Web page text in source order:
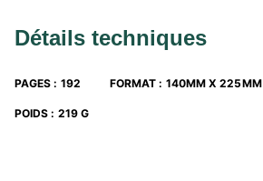
Détails techniques
PAGES : 192 FORMAT : 140MM X 225MM
POIDS : 219 G